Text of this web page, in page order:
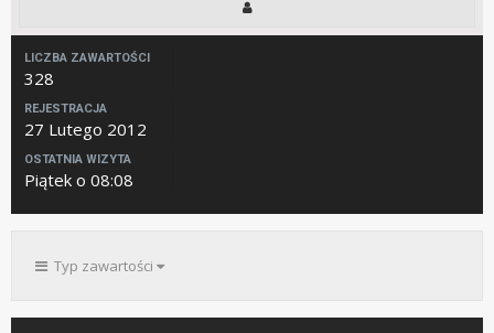
LICZBA ZAWARTOŚCI
328
REJESTRACJA
27 Lutego 2012
OSTATNIA WIZYTA
Piątek o 08:08
Typ zawartości